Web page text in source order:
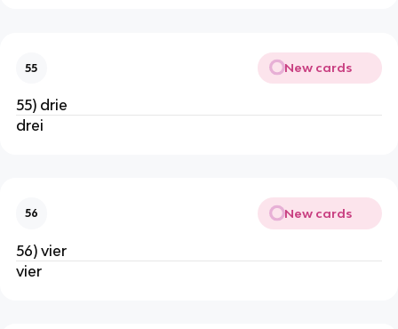
55 New cards
55) drie
drei
56 New cards
56) vier
vier